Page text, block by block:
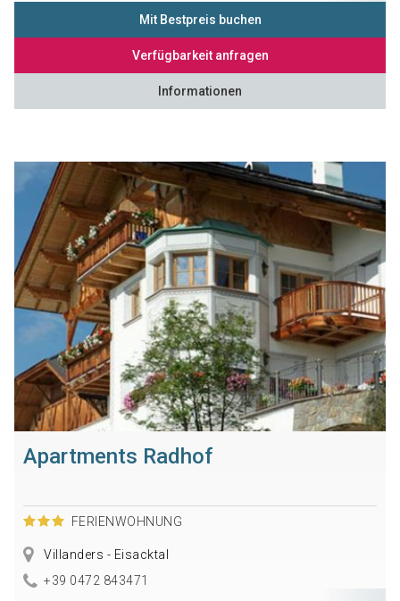
Mit Bestpreis buchen
Verfügbarkeit anfragen
Informationen
Apartments Radhof
FERIENWOHNUNG
Villanders - Eisacktal
+39 0472 843471